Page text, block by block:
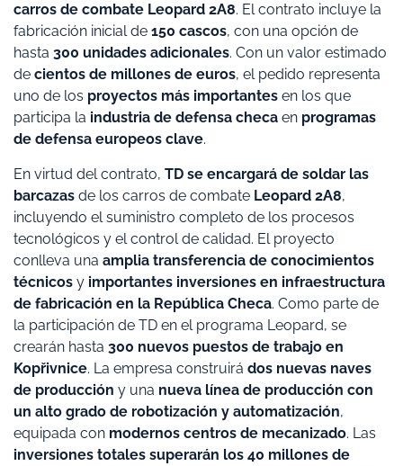
carros de combate Leopard 2A8. El contrato incluye la
fabricación inicial de 150 cascos, con una opción de
hasta 300 unidades adicionales. Con un valor estimado
de cientos de millones de euros, el pedido representa
uno de los proyectos más importantes en los que
participa la industria de defensa checa en programas
de defensa europeos clave.
En virtud del contrato, TD se encargará de soldar las
barcazas de los carros de combate Leopard 2A8,
incluyendo el suministro completo de los procesos
tecnológicos y el control de calidad. El proyecto
conlleva una amplia transferencia de conocimientos
técnicos y importantes inversiones en infraestructura
de fabricación en la República Checa. Como parte de
la participación de TD en el programa Leopard, se
crearán hasta 300 nuevos puestos de trabajo en
Kopřivnice. La empresa construirá dos nuevas naves
de producción y una nueva línea de producción con
un alto grado de robotización y automatización,
equipada con modernos centros de mecanizado. Las
inversiones totales superarán los 40 millones de